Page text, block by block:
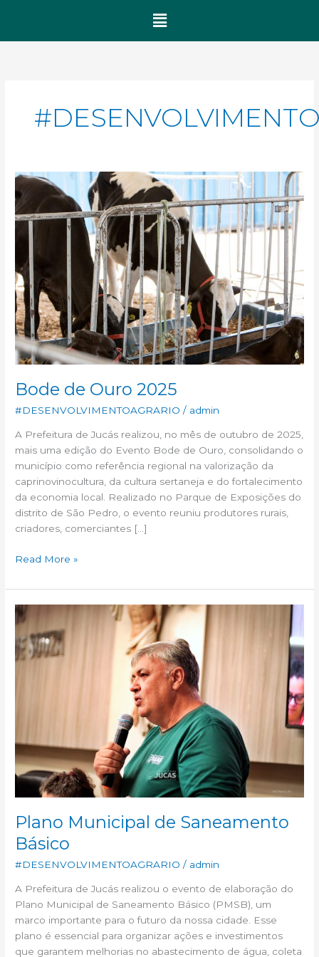
Menu
Bode de Ouro 2025
#DESENVOLVIMENTOAGRARIO / admin
A Prefeitura de Jucás realizou, no mês de outubro de 2025,
mais uma edição do Evento Bode de Ouro, consolidando o
município como referência regional na valorização da
caprinovinocultura, da cultura sertaneja e do fortalecimento
da economia local. Realizado no Parque de Exposições do
distrito de São Pedro, o evento reuniu produtores rurais,
criadores, comerciantes […]
Bode
de
Ouro
2025
Read More »
Plano Municipal de Saneamento
Básico
#DESENVOLVIMENTOAGRARIO / admin
A Prefeitura de Jucás realizou o evento de elaboração do
Plano Municipal de Saneamento Básico (PMSB), um
marco importante para o futuro da nossa cidade. Esse
plano é essencial para organizar ações e investimentos
que garantem melhorias no abastecimento de água, coleta
Plano
Municipal
de
Saneamento